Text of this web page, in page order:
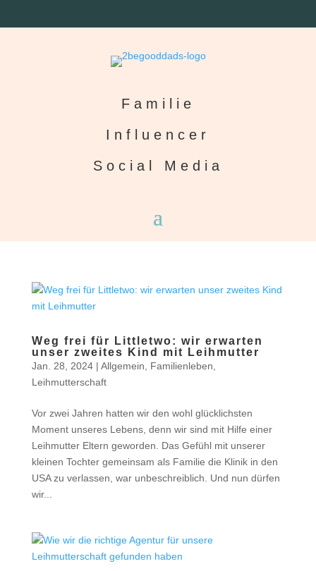
Familie
Influencer
Social Media
Weg frei für Littletwo: wir erwarten
unser zweites Kind mit Leihmutter
Jan. 28, 2024| Allgemein Familienleben
Leihmutterschaft
Vor zwei Jahren hatten wir den wohl glücklichsten
Moment unseres Lebens, denn wir sind mit Hilfe einer
Leihmutter Eltern geworden. Das Gefühl mit unserer
kleinen Tochter gemeinsam als Familie die Klinik in den
USA zu verlassen, war unbeschreiblich. Und nun dürfen
wir...